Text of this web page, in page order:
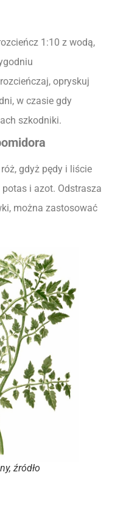
1:10 z wodą,
opryskuj
w czasie gdy
szkodniki.
gdyż pędy i liście
i azot. Odstrasza
można zastosować
źródło